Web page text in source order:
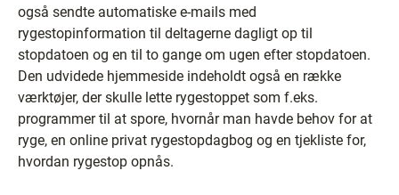
også sendte automatiske e-mails med
rygestopinformation til deltagerne dagligt op til
stopdatoen og en til to gange om ugen efter stopdatoen.
Den udvidede hjemmeside indeholdt også en række
værktøjer, der skulle lette rygestoppet som f.eks.
programmer til at spore, hvornår man havde behov for at
ryge, en online privat rygestopdagbog og en tjekliste for,
hvordan rygestop opnås.